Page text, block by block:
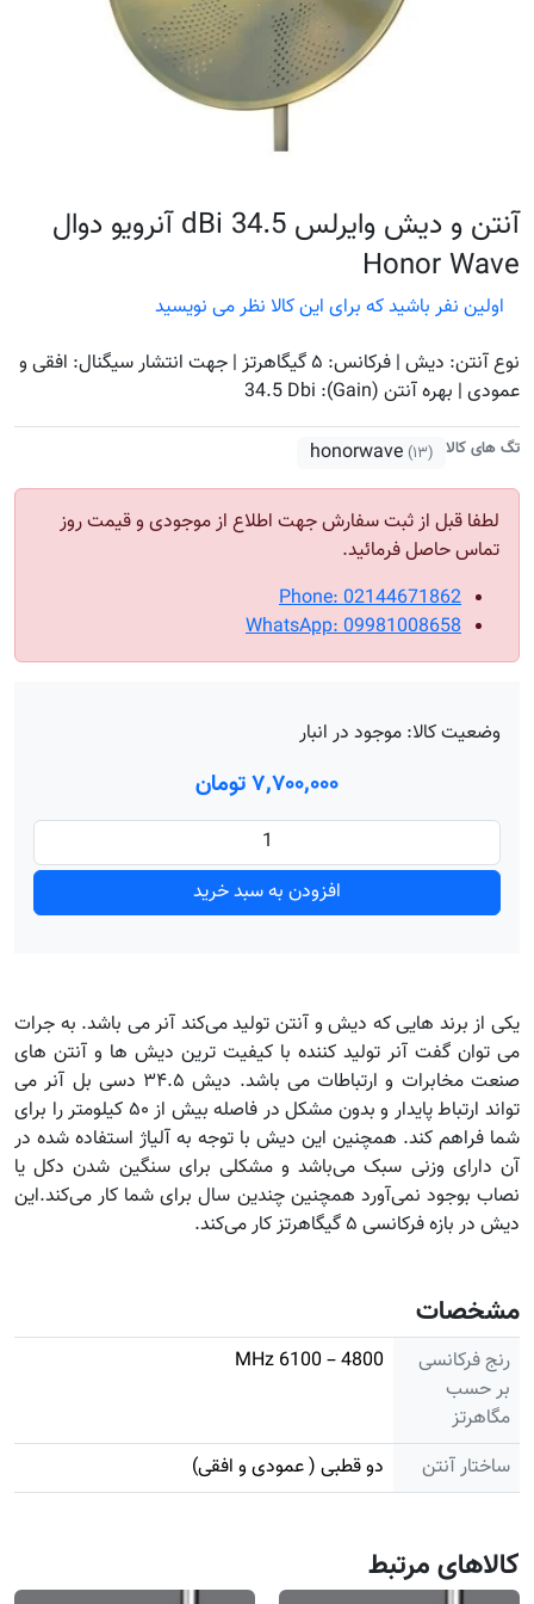
آنتن و دیش وايرلس 34.5 dBi آنرویو دوال
Honor Wave
اولین نفر باشید که برای این کالا نظر می نویسید
نوع آنتن: دیش | فرکانس: ۵ گیگاهرتز | جهت انتشار سیگنال: افقی و
عمودی | بهره آنتن (Gain): 34.5 Dbi
تگ های کالا honorwave (۱۳)
لطفا قبل از ثبت سفارش جهت اطلاع از موجودی و قیمت روز
تماس حاصل فرمائید.
Phone: 02144671862
WhatsApp: 09981008658
وضعیت کالا: موجود در انبار
۷٬۷۰۰٬۰۰۰ تومان
افزودن به سبد خرید
یکی از برند هایی که دیش و آنتن تولید می‌کند آنر می باشد. به جرات
می توان گفت آنر تولید کننده با کیفیت ترین دیش ها و آنتن های
صنعت مخابرات و ارتباطات می باشد. دیش ۳۴.۵ دسی بل آنر می
تواند ارتباط پایدار و بدون مشکل در فاصله بیش از ۵۰ کیلومتر را برای
شما فراهم کند. همچنین این دیش با توجه به آلیاژ استفاده شده در
آن دارای وزنی سبک می‌باشد و مشکلی برای سنگین شدن دکل یا
نصاب بوجود نمی‌آورد همچنین چندین سال برای شما کار می‌کند.این
دیش در بازه فرکانسی ۵ گیگاهرتز کار می‌کند.
مشخصات
رنج فرکانسی
بر حسب
مگاهرتز
4800 – 6100 MHz
ساختار آنتن دو قطبی ( عمودی و افقی)
کالاهای مرتبط